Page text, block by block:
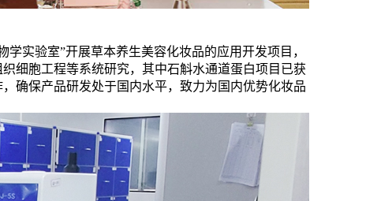
学实验室”开展草本养生美容化妆品的应用开发项目，
细胞工程等系统研究，其中石斛水通道蛋白项目已获
确保产品研发处于国内水平，致力为国内优势化妆品